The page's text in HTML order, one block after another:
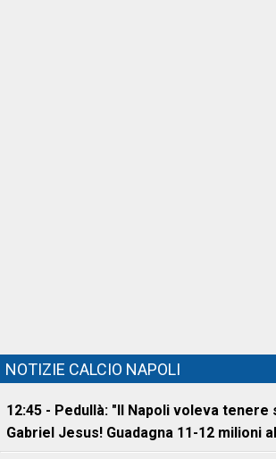
NOTIZIE CALCIO NAPOLI
12:45 - Pedullà: "Il Napoli voleva
Gabriel Jesus! Guadagna 11-12 milioni